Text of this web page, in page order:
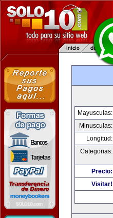
Mayusculas:
Minusculas:
Longitud:
Categorias:
Precio:
Visitar!